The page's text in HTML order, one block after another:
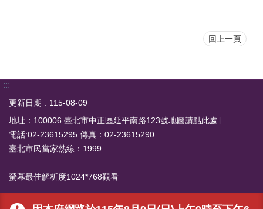
回上一頁
:::
更新日期
115-08-09
地址：100006 臺北市中正區延平南路123號地圖請點此處∣
電話:02-23615295 傳真：02-23615290
臺北市民當家熱線：1999
螢幕最佳解析度1024*768觀看